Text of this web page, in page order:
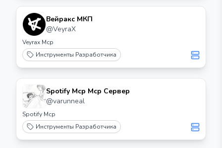
Вейракс МКП
@VeyraX
Veyrax Mcp
Инструменты Разработчика
Spotify Mcp Mcp Сервер
@varunneal
Spotify Mcp
Инструменты Разработчика